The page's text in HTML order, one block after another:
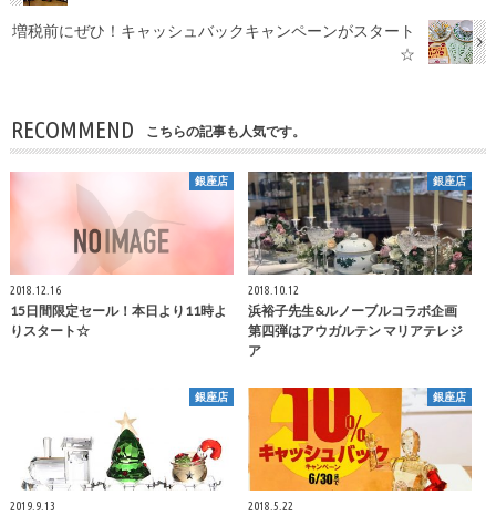
増税前にぜひ！キャッシュバックキャンペーンがスタート
☆
RECOMMEND こちらの記事も人気です。
銀座店
2018.12.16
15日間限定セール！本日より11時よ
りスタート☆
銀座店
2018.10.12
浜裕子先生&ルノーブルコラボ企画
第四弾はアウガルテン マリアテレジ
ア
銀座店
2019.9.13
銀座店
2018.5.22